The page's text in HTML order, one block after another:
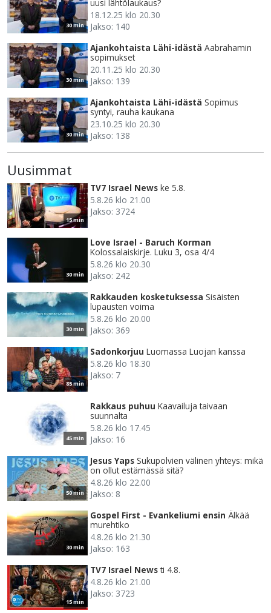
30 min
uusi lähtölaukaus?
18.12.25 klo 20.30
Jakso: 140
30 min
Ajankohtaista Lähi-idästä Aabrahamin
sopimukset
20.11.25 klo 20.30
Jakso: 139
30 min
Ajankohtaista Lähi-idästä Sopimus
syntyi, rauha kaukana
23.10.25 klo 20.30
Jakso: 138
Uusimmat
15 min
TV7 Israel News ke 5.8.
5.8.26 klo 21.00
Jakso: 3724
30 min
Love Israel - Baruch Korman
Kolossalaiskirje. Luku 3, osa 4/4
5.8.26 klo 20.30
Jakso: 242
30 min
Rakkauden kosketuksessa Sisäisten
lupausten voima
5.8.26 klo 20.00
Jakso: 369
85 min
Sadonkorjuu Luomassa Luojan kanssa
5.8.26 klo 18.30
Jakso: 7
45 min
Rakkaus puhuu Kaavailuja taivaan
suunnalta
5.8.26 klo 17.45
Jakso: 16
50 min
Jesus Yaps Sukupolvien välinen yhteys: mikä
on ollut estämässä sitä?
4.8.26 klo 22.00
Jakso: 8
30 min
Gospel First - Evankeliumi ensin Älkää
murehtiko
4.8.26 klo 21.30
Jakso: 163
15 min
TV7 Israel News ti 4.8.
4.8.26 klo 21.00
Jakso: 3723